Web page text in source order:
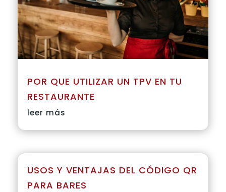
POR QUE UTILIZAR UN TPV EN TU
RESTAURANTE
leer más
USOS Y VENTAJAS DEL CÓDIGO QR
PARA BARES